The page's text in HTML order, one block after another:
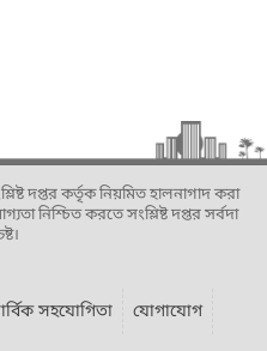
দপ্তর কর্তৃক নিয়মিত হালনাগাদ করা
নিশ্চিত করতে সংশ্লিষ্ট দপ্তর সর্বদা
সহযোগিতা যোগাযোগ